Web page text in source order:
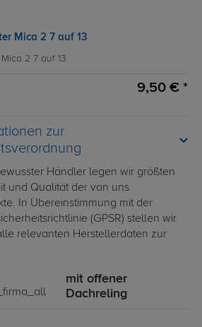
Mica 2 7 auf 13
2 7 auf 13
9,50 € *
zur
Händler legen wir größten
und Qualität der von uns
In Übereinstimmung mit der
(GPSR) stellen wir
relevanten Herstellerdaten zur
mit offener
Dachreling